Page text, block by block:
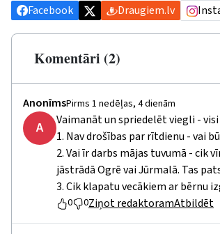
Facebook
Draugiem.lv
Komentāri (2)
AnonīmsPirms 1 nedēļas, 4 dienām
A
Vaimanāt un spriedelēt viegli -
1. Nav drošības par rītdienu - vai
2. Vai īr darbs mājas tuvumā - cik
jāstrādā Ogrē vai Jūrmalā. Tas
3. Cik klapatu vecākiem ar bērnu
0 0Ziņot redaktoramAtbildēt